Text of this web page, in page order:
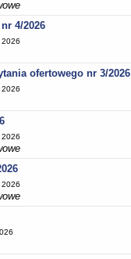
archiwa
PEDAGOGICZNE
4/2026
2026
ofertowego nr 3/2026
2026
2026
2026